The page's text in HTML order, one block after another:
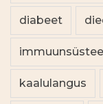
diabeet
kaalulangus